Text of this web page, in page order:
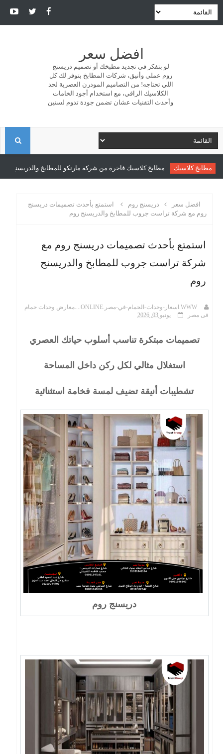
افضل سعر
لو بتفكر في تجديد مطبخك أو تصميم دريسنج
روم عملي وأنيق، شركات المطابخ بتوفر لك كل
اللي تحتاجه! من التصاميم المودرن العصرية لحد
الكلاسيك الراقي، مع استخدام أجود الخامات
وأحدث التقنيات عشان تضمن جودة تدوم لسنين
ا
مطابخ كلاسيك مطابخ كلاسيك فاخرة من شركة مارنكو للمطابخ والدريسنج روم
افضل سعر دريسنج روم
استمتع بأحدث تصميمات دريسنج
روم مع شركة تراست جروب للمطابخ والدريسنج روم
استمتع بأحدث تصميمات دريسنج روم مع
شركة تراست جروب للمطابخ والدريسنج
روم
WWW.اسعار-وحدات-الحمام-في-مصر.ONLINE....معارض وحدات حمام
فى مصر
يونيو 03, 2026
تصميمات مبتكرة تناسب أسلوب حياتك العصري
استغلال مثالي لكل ركن داخل المساحة
تشطيبات أنيقة تضيف لمسة فخامة استثنائية
دريسنج روم